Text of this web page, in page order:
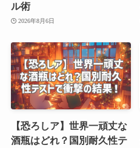
ル術
2026年8月6日
【恐ろしア】世界一頑丈な
酒瓶はどれ？国別耐久性テ